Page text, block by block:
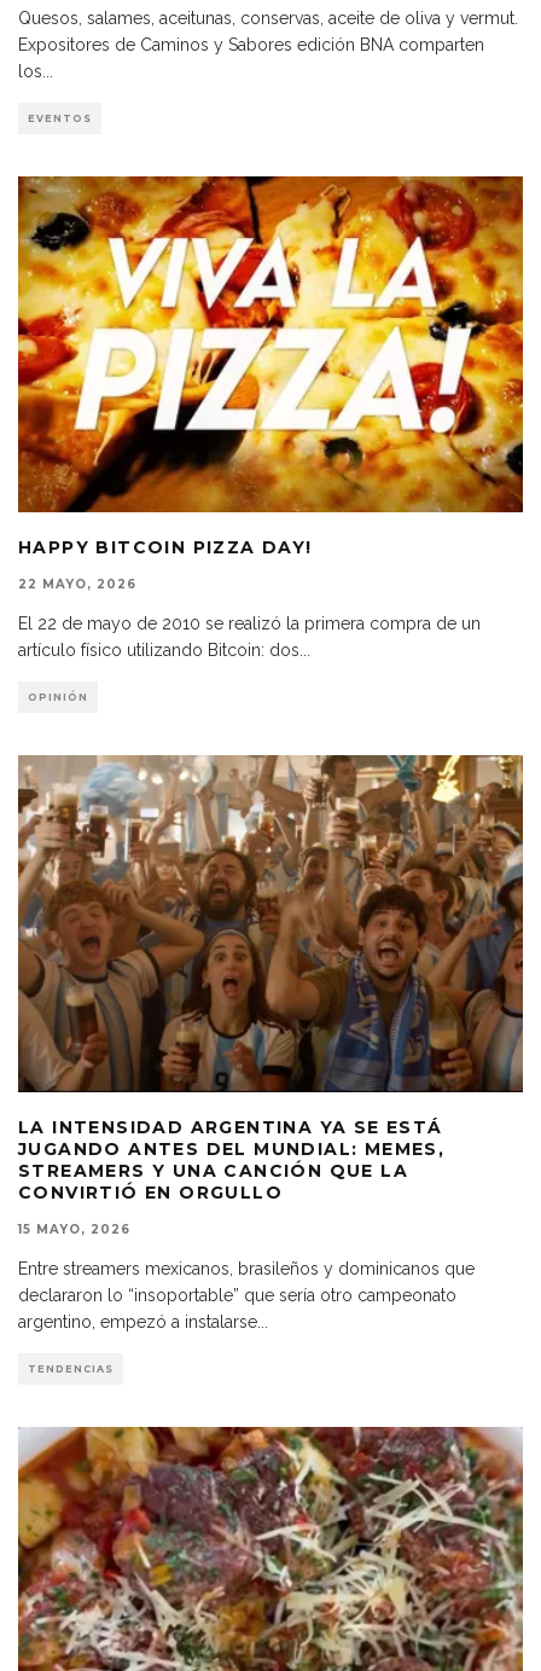
Quesos, salames, aceitunas, conservas, aceite de oliva y vermut.
Expositores de Caminos y Sabores edición BNA comparten
los
EVENTOS
HAPPY BITCOIN PIZZA DAY!
22 MAYO, 2026
El 22 de mayo de 2010 se realizó la primera compra de un
artículo físico utilizando Bitcoin: dos...
OPINIÓN
LA INTENSIDAD ARGENTINA YA SE ESTÁ
JUGANDO ANTES DEL MUNDIAL: MEMES,
STREAMERS Y UNA CANCIÓN QUE LA
CONVIRTIÓ EN ORGULLO
15 MAYO, 2026
Entre streamers mexicanos, brasileños y dominicanos que
declararon lo “insoportable” que sería otro campeonato
argentino, empezó a instalarse
TENDENCIAS